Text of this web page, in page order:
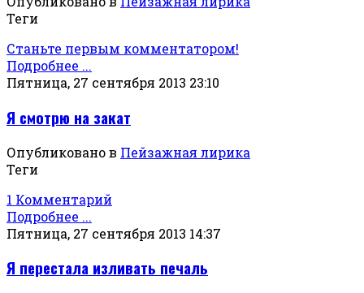
Теги
Станьте первым комментатором!
Подробнее ...
Пятница, 27 сентября 2013 23:10
Я смотрю на закат
Опубликовано в Пейзажная лирика
Теги
1 Комментарий
Подробнее ...
Пятница, 27 сентября 2013 14:37
Я перестала изливать печаль